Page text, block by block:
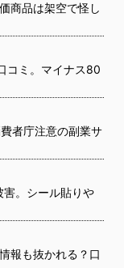
商品は架空で怪し
コミ。マイナス80
者庁注意の副業サ
害。シール貼りや
報も抜かれる？口